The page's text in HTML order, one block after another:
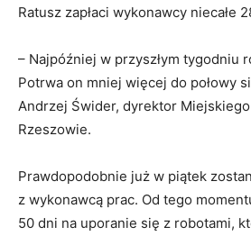
Ratusz zapłaci wykonawcy niecałe
– Najpóźniej w przyszłym tygodniu
Potrwa on mniej więcej do połowy
Andrzej Świder, dyrektor
Rzeszowie.
Prawdopodobnie już w piątek
z wykonawcą prac. Od tego
50 dni na uporanie się z robotami,